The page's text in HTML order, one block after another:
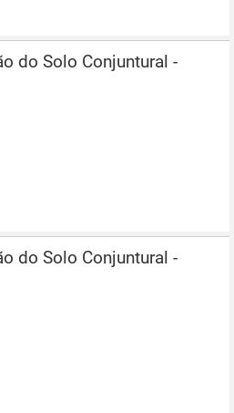
do Solo Conjuntural -
do Solo Conjuntural -